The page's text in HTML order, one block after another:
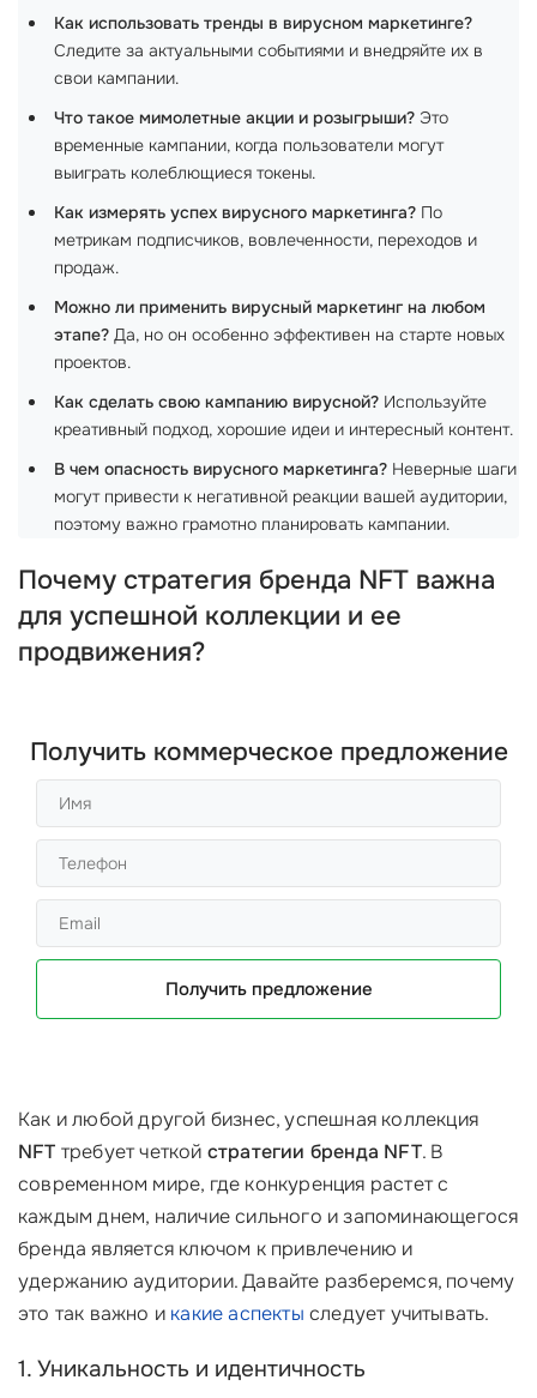
Как использовать тренды в вирусном маркетинге?
Следите за актуальными событиями и внедряйте их в
свои кампании.
Что такое мимолетные акции и розыгрыши? Это
временные кампании, когда пользователи могут
выиграть колеблющиеся токены.
Как измерять успех вирусного маркетинга? По
метрикам подписчиков, вовлеченности, переходов и
продаж.
Можно ли применить вирусный маркетинг на любом
этапе? Да, но он особенно эффективен на старте новых
проектов.
Как сделать свою кампанию вирусной? Используйте
креативный подход, хорошие идеи и интересный контент.
В чем опасность вирусного маркетинга? Неверные шаги
могут привести к негативной реакции вашей аудитории,
поэтому важно грамотно планировать кампании.
Почему стратегия бренда NFT важна
для успешной коллекции и ее
продвижения?
Получить коммерческое предложение
Получить предложение
Как и любой другой бизнес, успешная коллекция
NFT требует четкой стратегии бренда NFT. В
современном мире, где конкуренция растет с
каждым днем, наличие сильного и запоминающегося
бренда является ключом к привлечению и
удержанию аудитории. Давайте разберемся, почему
это так важно и какие аспекты следует учитывать.
1. Уникальность и идентичность